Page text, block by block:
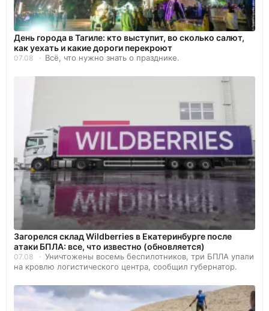
День города в Тагиле: кто выступит, во сколько салют,
как уехать и какие дороги перекроют
07.08 Всё, что нужно знать о празднике.
Загорелся склад Wildberries в Екатеринбурге после
атаки БПЛА: все, что известно (обновляется)
07.08
Уничтожены восемь беспилотников, три БПЛА упали
на кровлю логистического центра, сообщил губернатор.